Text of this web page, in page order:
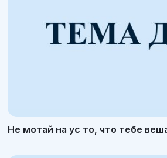
Не мотай на ус то, что тебе